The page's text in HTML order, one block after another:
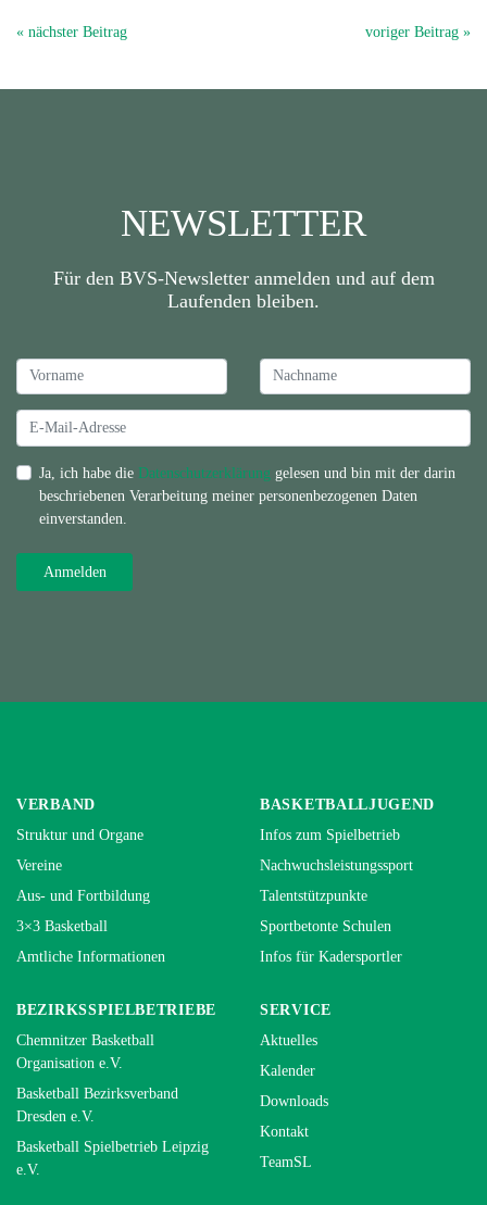
« nächster Beitrag voriger Beitrag »
NEWSLETTER
Für den BVS-Newsletter anmelden und auf dem
Laufenden bleiben.
Ja, ich habe die Datenschutzerklärung gelesen und bin mit der darin
beschriebenen Verarbeitung meiner personenbezogenen Daten
einverstanden.
VERBAND
Struktur und Organe
Vereine
Aus- und Fortbildung
3×3 Basketball
Amtliche Informationen
BASKETBALLJUGEND
Infos zum Spielbetrieb
Nachwuchsleistungssport
Talentstützpunkte
Sportbetonte Schulen
Infos für Kadersportler
BEZIRKSSPIELBETRIEBE
Chemnitzer Basketball
Organisation e.V.
Basketball Bezirksverband
Dresden e.V.
Basketball Spielbetrieb Leipzig
e.V.
SERVICE
Aktuelles
Kalender
Downloads
Kontakt
TeamSL